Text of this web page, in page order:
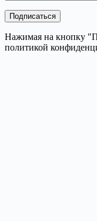
Нажимая на кнопку
политикой